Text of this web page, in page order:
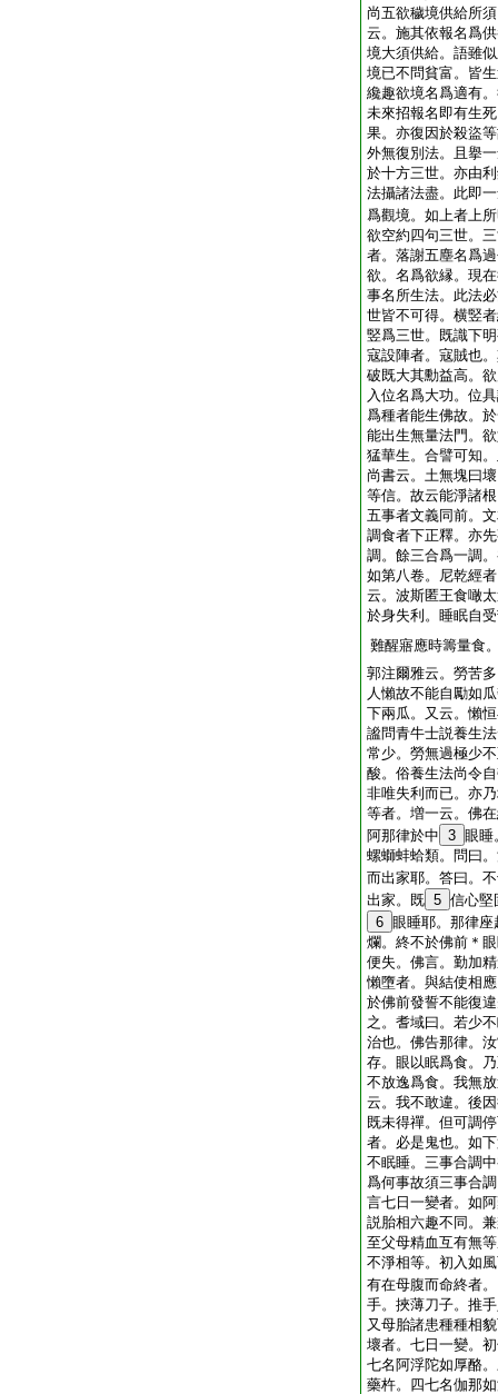
尚五欲穢境供給所
云。施其依報名爲
境大須供給。語雖
境已不問貧富。皆
纔趣欲境名爲適有
未來招報名即有生
果。亦復因於殺盜
外無復別法。且擧
於十方三世。亦由
法攝諸法盡。此即
爲觀境。如上者上
欲空約四句三世。
者。落謝五塵名爲
欲。名爲欲縁。現
事名所生法。此法
世皆不可得。横竪
竪爲三世。既識下
寇設陣者。寇賊也
破既大其勳益高。
入位名爲大功。位
爲種者能生佛故。
能出生無量法門。
猛華生。合譬可知
尚書云。土無塊曰
等信。故云能淨諸
五事者文義同前。
調食者下正釋。亦
調。餘三合爲一調
如第八卷。尼乾經
云。波斯匿王食噉
於身失利。睡眠自
難醒寤應時籌量食
郭注爾雅云。勞苦
人懶故不能自勵如
下兩瓜。又云。懶
謐問青牛士説養生
常少。勞無過極少
酸。俗養生法尚令
非唯失利而已。亦
等者。増一云。佛
阿那律於中 3 眼睡
螺螄蚌蛤類。問曰
而出家耶。答曰。
出家。既 5 信心堅
6 眼睡耶。那律
爛。終不於佛前＊
便失。佛言。勤加
懶墮者。與結使相
於佛前發誓不能復
之。耆域曰。若少
治也。佛告那律。
存。眼以眠爲食。
不放逸爲食。我無
云。我不敢違。後
既未得禪。但可調
者。必是鬼也。如
不眠睡。三事合調
爲何事故須三事合
言七日一變者。如
説胎相六趣不同。
至父母精血互有無
不淨相等。初入如
有在母腹而命終者
手。挾薄刀子。推
又母胎諸患種種相
壞者。七日一變。
七名阿浮陀如厚酪
藥杵。四七名伽那